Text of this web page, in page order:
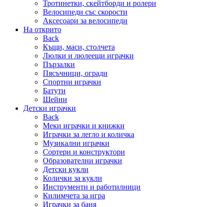
Тротинетки, скейтборди и ролери
Велосипеди със скорости
Аксесоари за велосипеди
На открито
Back
Къщи, маси, столчета
Люлки и люлеещи играчки
Пързалки
Пясъчници, огради
Спортни играчки
Батути
Шейни
Детски играчки
Back
Меки играчки и книжки
Играчки за легло и количка
Музикални играчки
Сортери и конструктори
Образователни играчки
Детски кукли
Колички за кукли
Инструменти и работилници
Килимчета за игра
Играчки за баня